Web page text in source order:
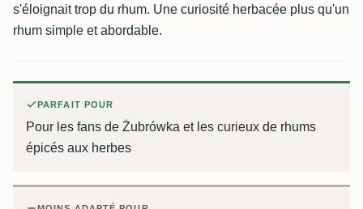
s'éloignait trop du rhum. Une curiosité herbacée plus qu'un
rhum simple et abordable.
PARFAIT POUR
Pour les fans de Żubrówka et les curieux de rhums
épicés aux herbes